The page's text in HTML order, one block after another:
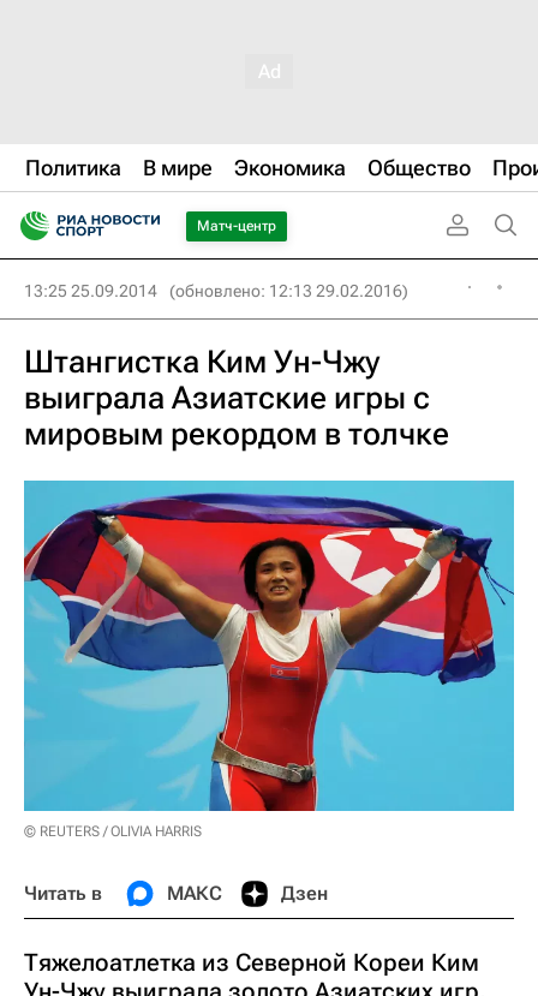
Политика В мире Экономика Общество
Матч-центр
13:25 25.09.2014 (обновлено: 12:13 29.02.2016)
Штангистка Ким Ун-Чжу
выиграла Азиатские игры с
мировым рекордом в толчке
© REUTERS / OLIVIA HARRIS
Читать в МАКС Дзен
Тяжелоатлетка из Северной Кореи Ким